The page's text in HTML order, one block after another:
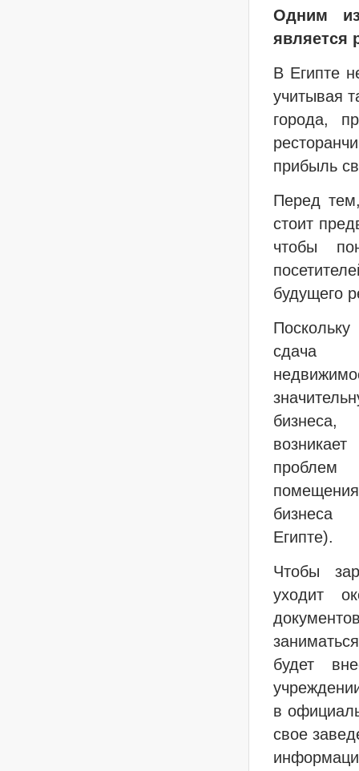
Одним
является
В Египте
учитывая
города,
прибыль
Перед
стоит
чтобы
будущего
сдача
Египте).
Чтобы
уходит
будет
в
свое